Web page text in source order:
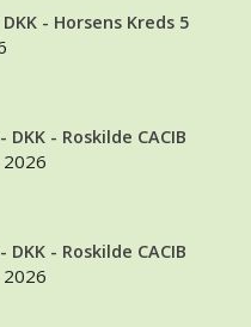
- Horsens Kreds 5
- Roskilde CACIB
- Roskilde CACIB